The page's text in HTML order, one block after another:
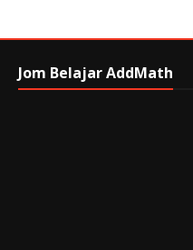
Jom Belajar AddMath